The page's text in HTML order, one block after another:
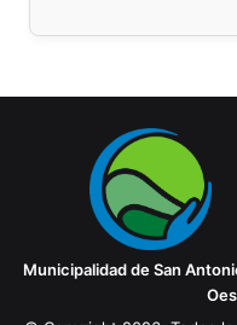
Nº 286 de la ciudad de
Las entidades
de la convocatoria y
complementaria de
Hacienda o mediante
Las propuestas
comisión designada a tal
Municipalidad de San